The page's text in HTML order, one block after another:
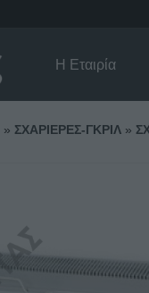
Η Εταιρία
» ΣΧΑΡΙΕΡΕΣ-ΓΚΡΙΛ»